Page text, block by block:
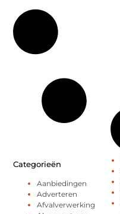
Categorieën
Aanbiedingen
Adverteren
Afvalverwerking